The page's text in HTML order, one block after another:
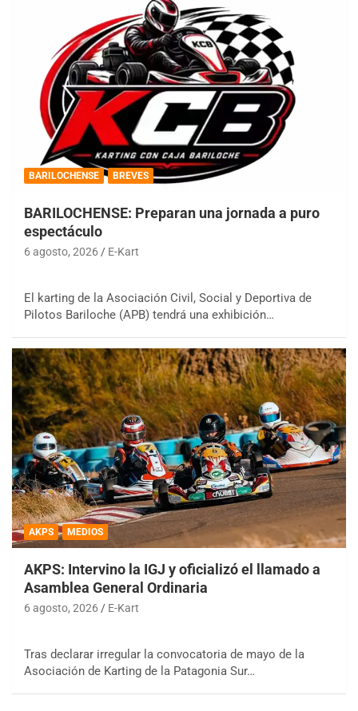
BARILOCHENSE BREVES
BARILOCHENSE: Preparan una jornada a puro
espectáculo
6 agosto, 2026 E-Kart
El karting de la Asociación Civil, Social y Deportiva de
Pilotos Bariloche (APB) tendrá una exhibición…
AKPS MEDIOS
AKPS: Intervino la IGJ y oficializó el llamado a
Asamblea General Ordinaria
6 agosto, 2026 E-Kart
Tras declarar irregular la convocatoria de mayo de la
Asociación de Karting de la Patagonia Sur…